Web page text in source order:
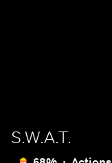
S.W.A.T.